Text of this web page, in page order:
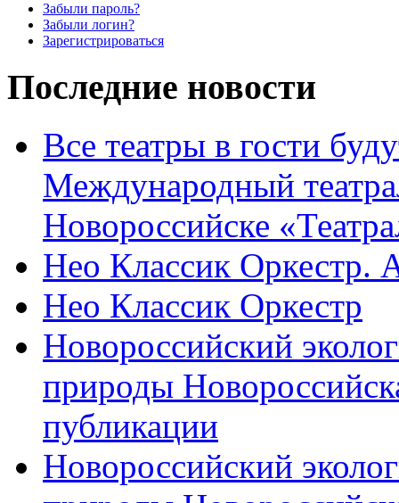
Забыли пароль?
Забыли логин?
Зарегистрироваться
Последние новости
Все театры в гости
Международный
Новороссийске
Нео Классик Оркестр.
Нео Классик Оркестр
Новороссийский
природы
публикации
Новороссийский